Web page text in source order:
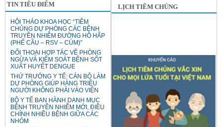
TIN TIÊU ĐIỂM
HỘI THẢO KHOA HỌC “TIÊM
CHỦNG DỰ PHÒNG CÁC BỆNH
TRUYỀN NHIỄM ĐƯỜNG HÔ HẤP
(PHẾ CẦU – RSV – CÚM)”
ĐỐI THOẠI HỢP TÁC VỀ PHÒNG
NGỪA VÀ KIỂM SOÁT BỆNH SỐT
XUẤT HUYẾT DENGUE
THỨ TRƯỞNG Y TẾ: CÁN BỘ LÀM
DỰ PHÒNG GIÚP HÀNG TRIỆU
NGƯỜI KHÔNG PHẢI VÀO VIỆN
BỘ Y TẾ BAN HÀNH DANH MỤC
BỆNH TRUYỀN NHIỄM MỚI, ĐIỀU
CHỈNH NHIỀU BỆNH GIỮA CÁC
NHÓM
LỊCH TIÊM CHỦNG